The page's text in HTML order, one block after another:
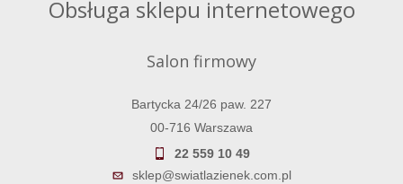
Obsługa sklepu internetowego
Salon firmowy
Bartycka 24/26 paw. 227
00-716 Warszawa
22 559 10 49
sklep@swiatlazienek.com.pl